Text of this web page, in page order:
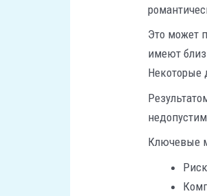
Это может
имеют
Некоторые
Ключевые